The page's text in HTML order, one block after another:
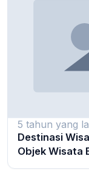
5 tahun yang
Destinasi
Objek Wisata